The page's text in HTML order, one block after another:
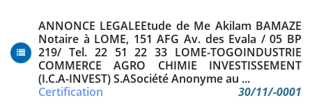
ANNONCE LEGALEEtude de Me Akilam BAMAZE
Notaire à LOME, 151 AFG Av. des Evala / 05 BP
219/ Tel. 22 51 22 33 LOME-TOGOINDUSTRIE
COMMERCE AGRO CHIMIE INVESTISSEMENT
(I.C.A-INVEST) S.ASociété Anonyme au ...
Certification
30/11/-0001